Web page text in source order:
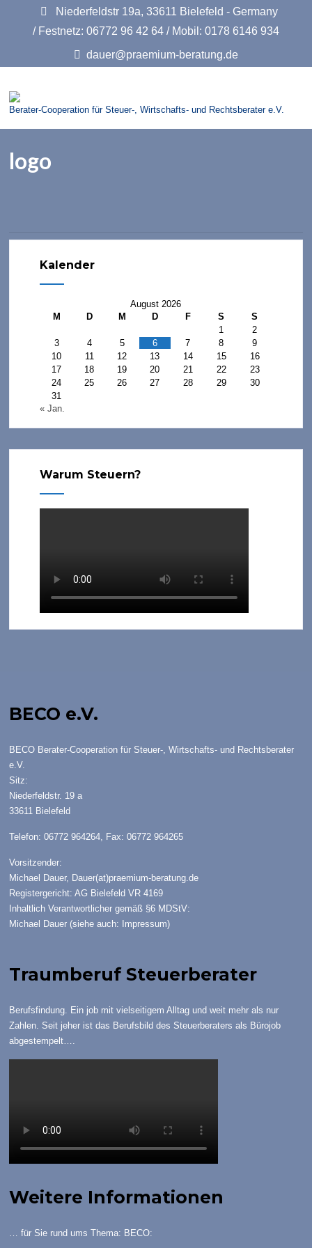
Niederfeldstr 19a, 33611 Bielefeld - Germany
/ Festnetz: 06772 96 42 64 / Mobil: 0178 6146 934
dauer@praemium-beratung.de
Berater-Cooperation für Steuer-, Wirtschafts- und Rechtsberater e.V.
logo
Kalender
August 2026
M
D M D F S
S
1
2
3
4 5 6 7 8
9
10
11 12 13 14 15
16
17
18 19 20 21 22
23
24
25 26 27 28 29
30
31
« Jan.
Warum Steuern?
BECO e.V.
BECO Berater-Cooperation für Steuer-, Wirtschafts- und Rechtsberater
e.V.
Sitz:
Niederfeldstr. 19 a
33611 Bielefeld
Telefon: 06772 964264, Fax: 06772 964265
Vorsitzender:
Michael Dauer, Dauer(at)praemium-beratung.de
Registergericht: AG Bielefeld VR 4169
Inhaltlich Verantwortlicher gemäß §6 MDStV:
Michael Dauer (siehe auch:
Impressum)
Traumberuf Steuerberater
Berufsfindung. Ein job mit vielseitigem Alltag und weit mehr als nur
Zahlen. Seit jeher ist das Berufsbild des Steuerberaters als Bürojob
abgestempelt….
Weitere Informationen
… für Sie rund ums Thema: BECO: